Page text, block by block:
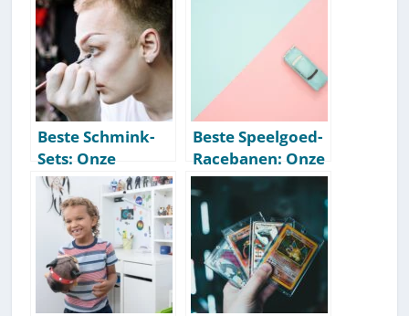
Aanbevelingen
[Getest] [2026]
[Getest] [2026]
Beste Schmink-
Sets: Onze
Aanbevelingen
[Getest] [2026]
Beste Speelgoed-
Racebanen: Onze
Aanbevelingen
[Getest] [2026]